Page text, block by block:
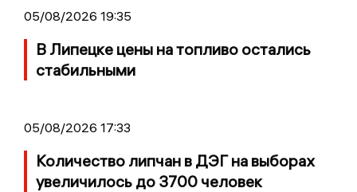
05/08/2026 19:35
В Липецке цены на топливо остались
стабильными
05/08/2026 17:33
Количество липчан в ДЭГ на выборах
увеличилось до 3700 человек